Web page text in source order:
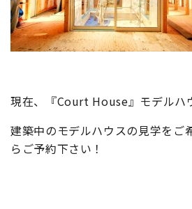
現在、『Court House』モデルハ
建築中のモデルハウスの見学をご
らご予約下さい！